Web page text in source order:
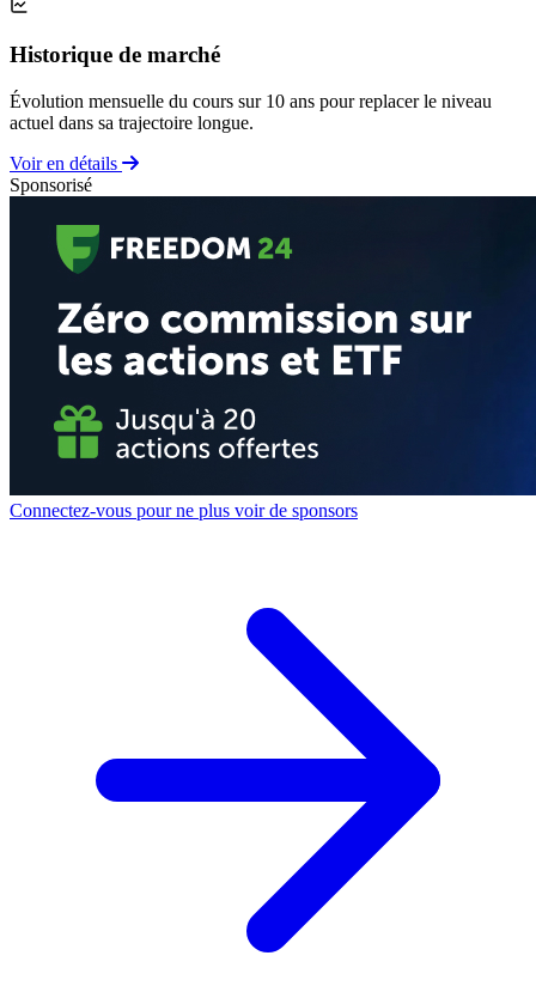
Historique de marché
Évolution mensuelle du cours sur 10 ans pour replacer le niveau
actuel dans sa trajectoire longue.
Voir en détails
Sponsorisé
Connectez-vous pour ne plus voir de sponsors